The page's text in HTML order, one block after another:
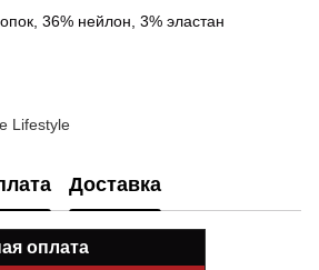
36% нейлон, 3% эластан
Lifestyle
Доставка
оплата